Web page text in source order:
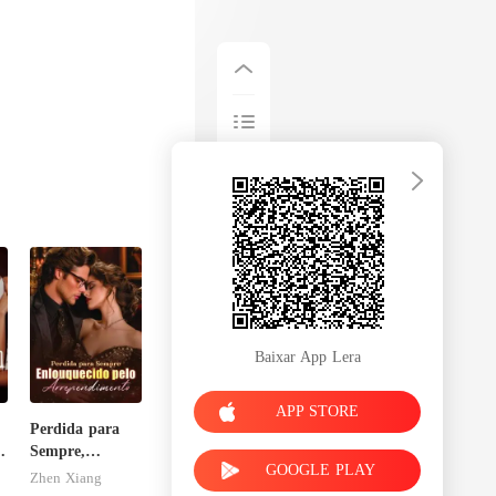
Perdida para
Sempre,
Enlouquecido
Zhen Xiang
Baixar App Lera
APP STORE
GOOGLE PLAY